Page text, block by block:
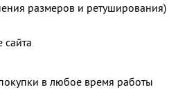
размеров и ретуширования)
в любое время работы